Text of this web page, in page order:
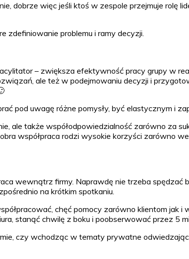
dobrze więc jeśli ktoś w zespole przejmuje rolę
zdefiniowanie problemu i ramy decyzji.
– zwiększa efektywność pracy grupy w
ale też w podejmowaniu decyzji i
pod uwagę różne pomysły, być elastycznym i
ale także współodpowiedzialność zarówno za
współpraca rodzi wysokie korzyści zarówno
wewnątrz firmy. Naprawdę nie trzeba spędzać
na krótkim spotkaniu.
chęć pomocy zarówno klientom jak
stanąć chwilę z boku i poobserwować przez 5
czy wchodząc w tematy prywatne